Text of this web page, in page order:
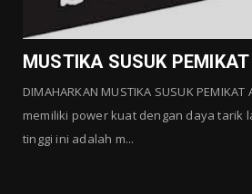
MUSTIKA MANTRA
MUSTIKA SUSUK
DIMAHARKAN MUSTIKA SUSUK
memiliki power kuat dengan daya tarik
tinggi ini adalah m...